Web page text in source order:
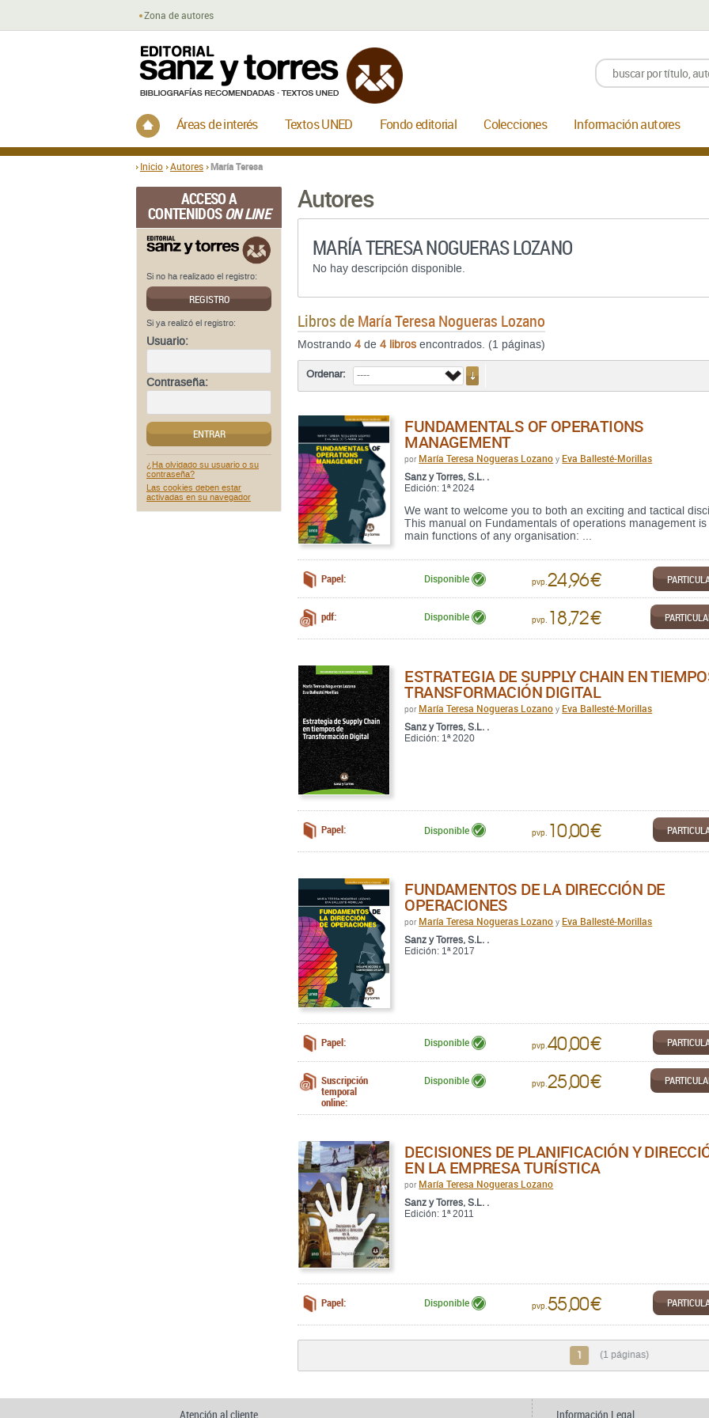
Inicio Autores María Teresa
Inicio
Áreas de interés Textos UNED Fondo editorial Colecciones Información autores
Zona de autores
ACCESO A
CONTENIDOSON LINE
Si no ha realizado el registro:
REGISTRO
Si ya realizó el registro:
Usuario:
Contraseña:
ENTRAR
¿Ha olvidado su usuario o su
contraseña?
Las cookies deben estar
activadas en su navegador
Autores
MARÍA TERESA NOGUERAS LOZANO
No hay descripción disponible.
Libros deMaría Teresa Nogueras Lozano
Mostrando 4 de 4 libros encontrados. (1 páginas)
Ordenar:
FUNDAMENTALS OF OPERATIONS
MANAGEMENT
por María Teresa Nogueras Lozano y Eva Ballesté-Morillas
Sanz y Torres, S.L. .
Edición: 1ª 2024
We want to welcome you to both an exciting and tactical
This manual on Fundamentals of operations management
main functions of any organisation: ...
Papel: Disponible pvp. 24,96 €
pdf: Disponible pvp. 18,72 €
ESTRATEGIA DE SUPPLY CHAIN EN
TRANSFORMACIÓN DIGITAL
por María Teresa Nogueras Lozano y Eva Ballesté-Morillas
Sanz y Torres, S.L. .
Edición: 1ª 2020
Papel: Disponible pvp. 10,00 €
FUNDAMENTOS DE LA DIRECCIÓN DE
OPERACIONES
por María Teresa Nogueras Lozano y Eva Ballesté-Morillas
Sanz y Torres, S.L. .
Edición: 1ª 2017
Papel: Disponible pvp.40,00 €
Suscripción
temporal
online:
Disponible pvp. 25,00 €
DECISIONES DE PLANIFICACIÓN Y
EN LA EMPRESA TURÍSTICA
por María Teresa Nogueras Lozano
Sanz y Torres, S.L. .
Edición: 1ª 2011
Papel: Disponible pvp.55,00 €
1 (1 páginas)
Atención al cliente Información Legal